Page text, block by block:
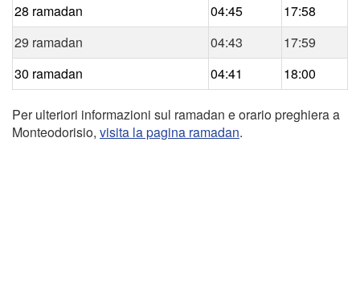
28 ramadan
04:45
17:58
29 ramadan
04:43
17:59
30 ramadan
04:41 18:00
Per ulteriori informazioni sul ramadan e orario preghiera a
Monteodorisio, visita la pagina ramadan.